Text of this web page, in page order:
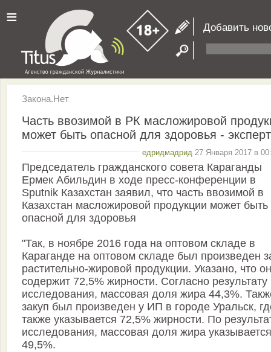
≡ Добавить
Закона.Нет
Часть ввозимой в РК масложировой
может быть опасной для здоровья - эксперт
едридмадрид 27 Января 2017 в
Председатель гражданского совета Караганды
Ермек Абильдин в ходе пресс-конференции в
Sputnik Казахстан заявил, что часть ввозимой в
Казахстан масложировой продукции может быть
опасной для здоровья
"Так, в ноябре 2016 года на оптовом складе в
Караганде на оптовом складе был произведен
растительно-жировой продукции. Указано, что
содержит 72,5% жирности. Согласно результату
исследования, массовая доля жира 44,3%.
закуп был произведен у ИП в городе Уральск,
также указывается 72,5% жирности. По
исследования, массовая доля жира указывается
49,5%.